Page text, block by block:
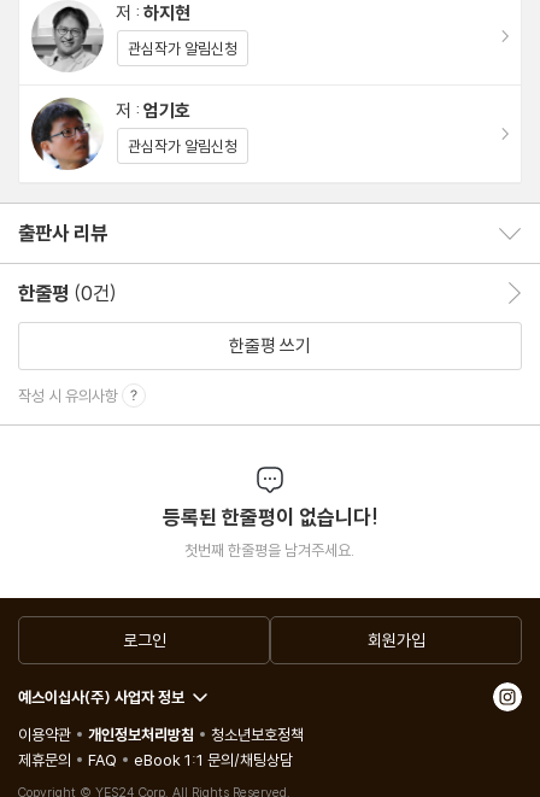
해의식이 ‘공부하면 다 가질 수 있다’는 여전한 만능감과 충돌하는
지금, 『공부 망상』의 두 저자는 한국 사회의 공부가 만든 유능한 무
능력자, 진보주의자 부모의 가족 이기주의적인 교육과 양육, 청년 세
대의 극단주의와 극우화, 정치와 교육에 대한 논의를 폭넓게 아우르
며 이제는 거의 모든 이에게 의심 대상이 된 ‘공부의 기쁨’을 어떻게
되찾을 것인가를 절실히 묻는다.
2장. 실패를 견딜 수 없는 아이들
공정한 게임과 불공정한 현실│용인되는 실패는 없다│극단화와 양
극화
3장. 공부는 언제 충분해지는가
주
저 : 하지현
관심작가 알림신청
저 : 엄기호
관심작가 알림신청
출판사 리뷰
한줄평 (0건)
한줄평 쓰기
작성 시 유의사항
등록된 한줄평이 없습니다!
첫번째 한줄평을 남겨주세요.
로그인 회원가입
예스이십사(주) 사업자 정보
이용약관
개인정보처리방침
청소년보호정책
제휴문의
FAQ eBook 1:1 문의/채팅상담
Copyright © YES24 Corp. All Rights Reserved.